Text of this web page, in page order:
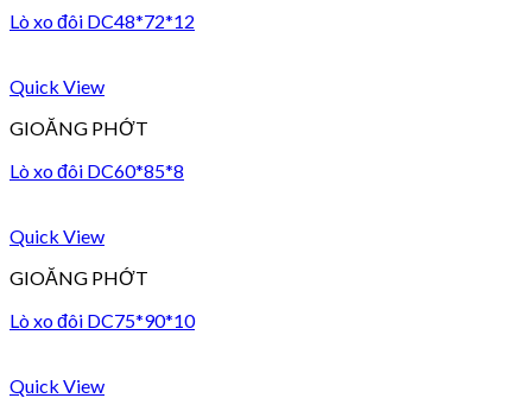
Lò xo đôi DC48*72*12
Quick View
GIOĂNG PHỚT
Lò xo đôi DC60*85*8
Quick View
GIOĂNG PHỚT
Lò xo đôi DC75*90*10
Quick View